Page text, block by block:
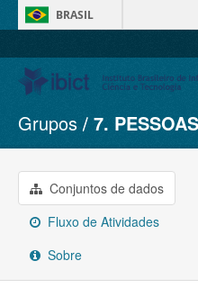
BRASIL
Conjuntos de dados
Organizações
Grupos
Sobre
Grupos 7. PESSOAS
Conjuntos de dados
Fluxo de Atividades
Sobre